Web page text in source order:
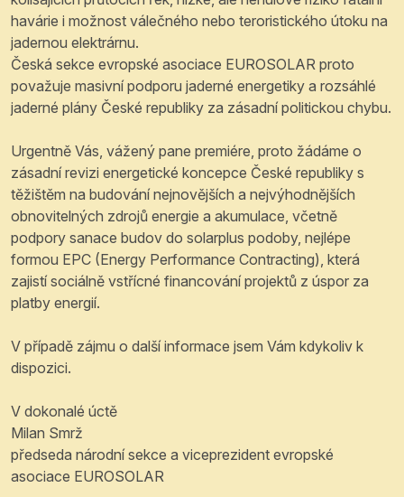
havárie i možnost válečného nebo teroristického útoku na
jadernou elektrárnu.
Česká sekce evropské asociace EUROSOLAR proto
považuje masivní podporu jaderné energetiky a rozsáhlé
jaderné plány České republiky za zásadní politickou chybu.
Urgentně Vás, vážený pane premiére, proto žádáme o
zásadní revizi energetické koncepce České republiky s
těžištěm na budování nejnovějších a nejvýhodnějších
obnovitelných zdrojů energie a akumulace, včetně
podpory sanace budov do solarplus podoby, nejlépe
formou EPC (Energy Performance Contracting), která
zajistí sociálně vstřícné financování projektů z úspor za
platby energií.
V případě zájmu o další informace jsem Vám kdykoliv k
dispozici.
V dokonalé úctě
Milan Smrž
předseda národní sekce a viceprezident evropské
asociace EUROSOLAR